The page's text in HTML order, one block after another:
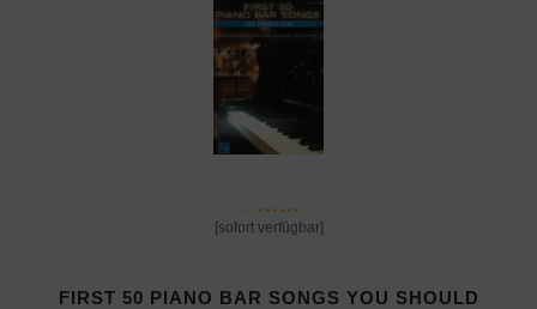
[sofort verfügbar]
FIRST 50 PIANO BAR SONGS YOU SHOULD